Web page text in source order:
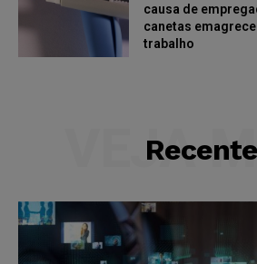
causa de
canetas
trabalho
VEJA